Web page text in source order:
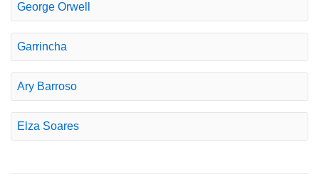
George Orwell
Garrincha
Ary Barroso
Elza Soares